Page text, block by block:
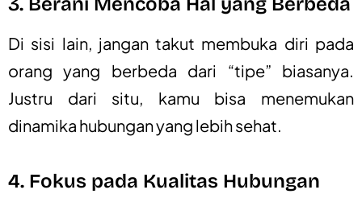
Di sisi lain, jangan takut membuka diri pada
orang yang berbeda dari “tipe” biasanya.
Justru dari situ, kamu bisa menemukan
dinamika hubungan yang lebih sehat.
4. Fokus pada Kualitas Hubungan